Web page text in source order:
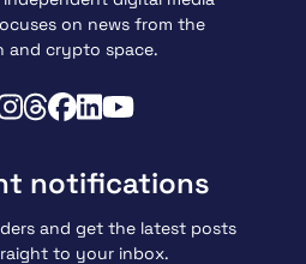
on news from the
and crypto space.
notifications
and get the latest posts
to your inbox.